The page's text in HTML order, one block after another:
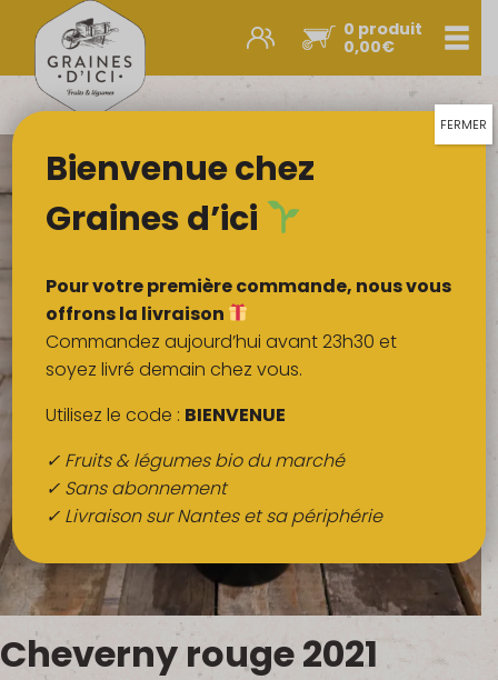
0 produit
0,00€
Promos et nouveautés
Légumes & œufs
Fruits
Viandes
Boulangerie
Crémerie
Poissons
Épicerie sucrée
Épices
Boissons
QUI SOMMES-NOUS ?
FRUITS BIO AU BUREAU
Cheverny rouge 2021
Bienvenue chez
Graines d’ici
Pour votre première commande, nous vous
offrons la livraison
Commandez aujourd’hui avant 23h30 et
soyez livré demain chez vous.
Utilisez le code : BIENVENUE
✓ Fruits & légumes bio du marché
✓ Sans abonnement
✓ Livraison sur Nantes et sa périphérie
FERMER